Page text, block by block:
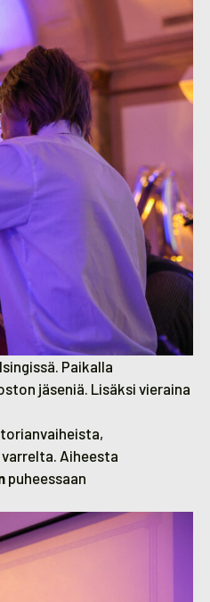
Paikalla
jäseniä. Lisäksi vieraina
Aiheesta
puheessaan